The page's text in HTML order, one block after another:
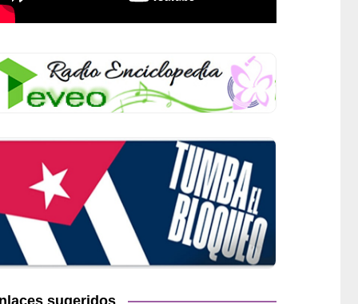
sugeridos